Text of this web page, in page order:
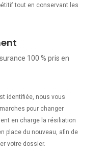
tout en conservant les
100 % pris en
identifiée, nous vous
pour changer
en charge la résiliation
place du nouveau, afin de
votre dossier.